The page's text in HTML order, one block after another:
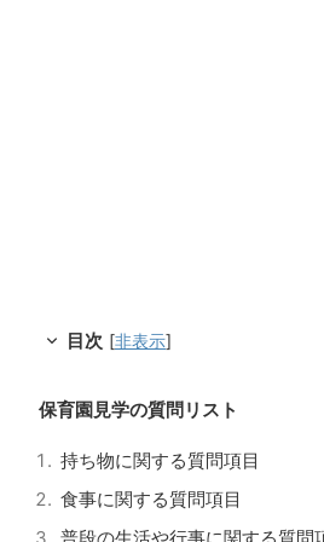
目次 [非表示]
保育園見学の質問リスト
持ち物に関する質問項目
食事に関する質問項目
普段の生活や行事に関する質問